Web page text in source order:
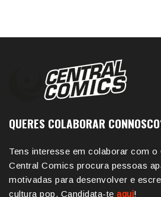
QUERES COLABORAR
Tens interesse em colaborar com
Central Comics procura pessoas
motivadas para desenvolver e
cultura pop. Candidata-te aqui!